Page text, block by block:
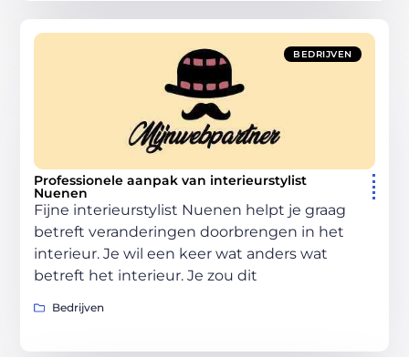
BEDRIJVEN
Professionele aanpak van interieurstylist
Nuenen
Fijne interieurstylist Nuenen helpt je graag
betreft veranderingen doorbrengen in het
interieur. Je wil een keer wat anders wat
betreft het interieur. Je zou dit
Bedrijven